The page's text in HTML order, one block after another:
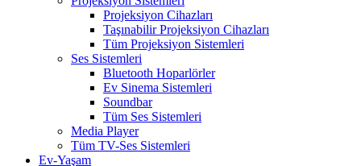
Projeksiyon Cihazları
Taşınabilir Projeksiyon Cihazları
Tüm Projeksiyon Sistemleri
Ses Sistemleri
Bluetooth Hoparlörler
Ev Sinema Sistemleri
Soundbar
Tüm Ses Sistemleri
Media Player
Tüm TV-Ses Sistemleri
Ev-Yaşam